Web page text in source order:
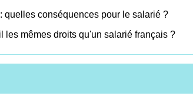
quelles conséquences pour le salarié ?
les mêmes droits qu'un salarié français ?